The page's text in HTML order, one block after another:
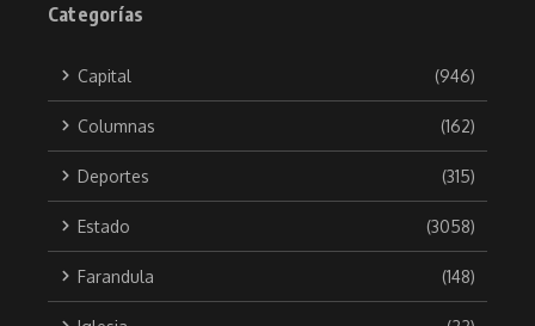
Categorías
Capital (946)
Columnas (162)
Deportes (315)
Estado (3058)
Farandula (148)